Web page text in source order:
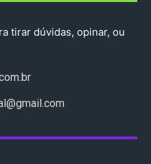
tirar dúvidas, opinar, ou